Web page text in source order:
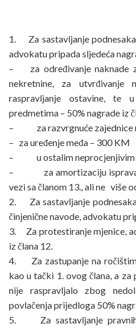
1. Za sastavljanje
advokatu pripada sljedeća
– za određivanje naknade
nekretnine, za utvrđivanje
raspravljanje ostavine, te
predmetima – 50% nagrade iz
– za razvrgnuće zajednice
– za uređenje međa – 300 KM
– u ostalim neprocjenjivim
– za amortizaciju isprava –
vezi sa članom 13., ali ne više
2. Za sastavljanje
činjenične navode, advokatu
3. Za protestiranje mjenice,
iz člana 12.
4. Za zastupanje na
kao u tački 1. ovog člana, a
nije raspravljalo zbog
povlačenja prijedloga 50%
5. Za sastavljanje pravnih